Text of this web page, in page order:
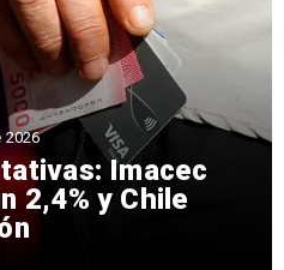
Imacec
2,4% y Chile
2026